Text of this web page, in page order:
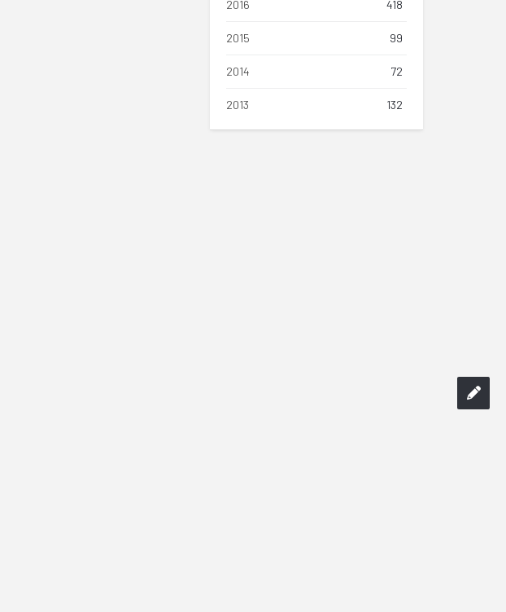
2016 418
2015 99
2014 72
2013 132